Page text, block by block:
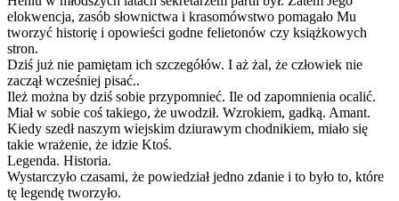
elokwencja, zasób słownictwa i krasomówstwo pomagało Mu
tworzyć historię i opowieści godne felietonów czy książkowych
stron.
Dziś już nie pamiętam ich szczegółów. I aż żal, że człowiek nie
zaczął wcześniej pisać..
Ileż można by dziś sobie przypomnieć. Ile od zapomnienia ocalić.
Miał w sobie coś takiego, że uwodził. Wzrokiem, gadką. Amant.
Kiedy szedł naszym wiejskim dziurawym chodnikiem, miało się
takie wrażenie, że idzie Ktoś.
Legenda. Historia.
Wystarczyło czasami, że powiedział jedno zdanie i to było to, które
tę legendę tworzyło.